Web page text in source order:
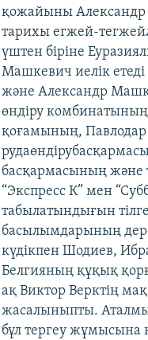
қожайыны Александр
тарихы егжей-
үштен біріне
Машкевич иелік
және Александр
өндіру
қоғамының,
басқармасының және
“Экспресс К” мен
табылатындығын
басылымдарының
күдікпен Шодиев,
Белгияның құқық
ақ Виктор Верктің
жасалыныпты.
бұл тергеу жұмысына